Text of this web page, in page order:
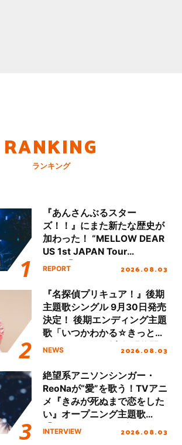
RANKING
ランキング
『あんさんぶるスター
ズ！！』にまた新たな歴史が
加わった！ “MELLOW DEAR
US 1st JAPAN Tour
Final「NICE to meet YOU
ート!!
REPORT 2026.08.03
『名探偵プリキュア！』後期
主題歌シングル 9月30日発売
決定！ 後期エンディング主題
歌「いつかわかる☆きっとあ
える」TVサイズ先行配信開
NEWS 2026.08.03
絶望系アニソンシンガー・
ReoNaが“愛”を歌う！TVアニ
メ『きみが死ぬまで恋をした
い』オープニング主題歌
「Amore」インタビュー
INTERVIEW 2026.08.03